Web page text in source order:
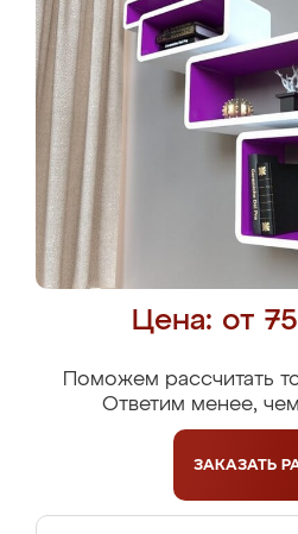
Цена: от
Поможем рассчитать
Ответим менее,
ЗАКАЗАТЬ